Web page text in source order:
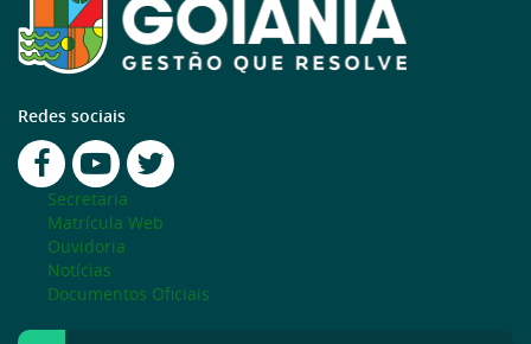
Redes sociais
Secretaria
Matrícula Web
Ouvidoria
Notícias
Documentos Oficiais